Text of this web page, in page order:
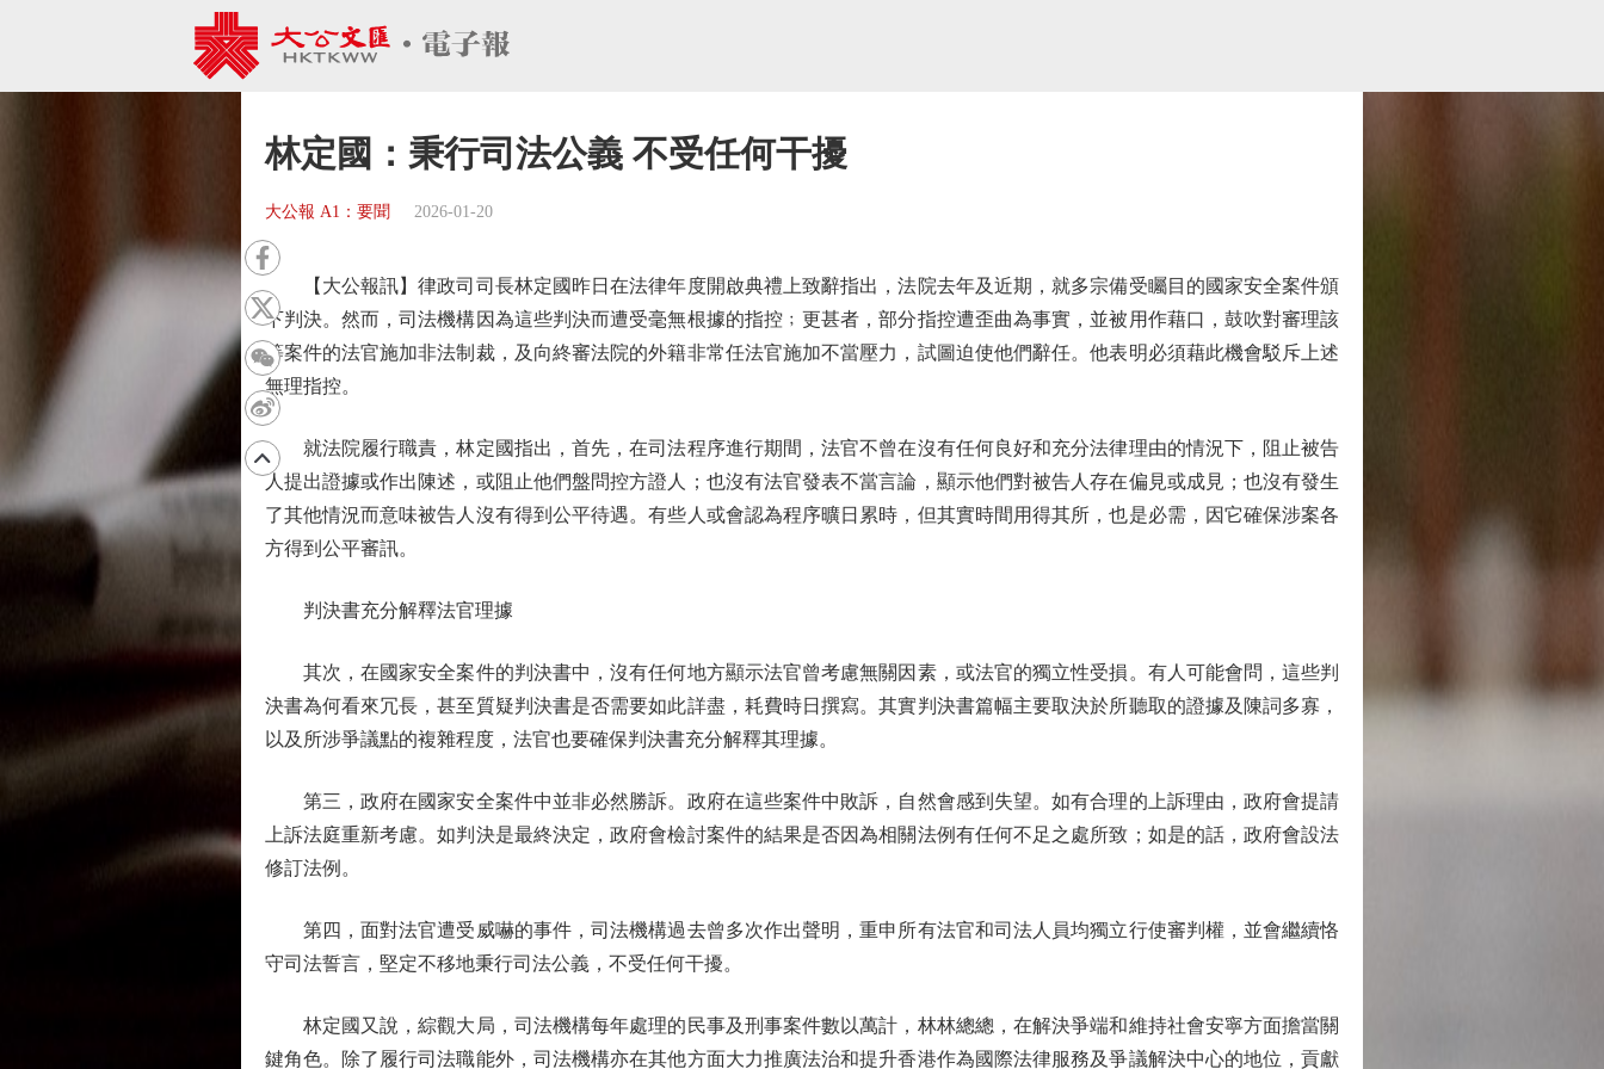
林定國：秉行司法公義 不受任何干擾
大公報 A1：要聞 2026-01-20
【大公報訊】律政司司長林定國昨日在法律年度開啟典禮上致辭指出，法院去年及近期，就多宗備受矚目的國家安全案件頒
下判決。然而，司法機構因為這些判決而遭受毫無根據的指控﹔更甚者，部分指控遭歪曲為事實，並被用作藉口，鼓吹對審理該
等案件的法官施加非法制裁，及向終審法院的外籍非常任法官施加不當壓力，試圖迫使他們辭任。他表明必須藉此機會駁斥上述
無理指控。
就法院履行職責，林定國指出，首先，在司法程序進行期間，法官不曾在沒有任何良好和充分法律理由的情況下，阻止被告
人提出證據或作出陳述，或阻止他們盤問控方證人；也沒有法官發表不當言論，顯示他們對被告人存在偏見或成見；也沒有發生
了其他情況而意味被告人沒有得到公平待遇。有些人或會認為程序曠日累時，但其實時間用得其所，也是必需，因它確保涉案各
方得到公平審訊。
判決書充分解釋法官理據
其次，在國家安全案件的判決書中，沒有任何地方顯示法官曾考慮無關因素，或法官的獨立性受損。有人可能會問，這些判
決書為何看來冗長，甚至質疑判決書是否需要如此詳盡，耗費時日撰寫。其實判決書篇幅主要取決於所聽取的證據及陳詞多寡，
以及所涉爭議點的複雜程度，法官也要確保判決書充分解釋其理據。
第三，政府在國家安全案件中並非必然勝訴。政府在這些案件中敗訴，自然會感到失望。如有合理的上訴理由，政府會提請
上訴法庭重新考慮。如判決是最終決定，政府會檢討案件的結果是否因為相關法例有任何不足之處所致；如是的話，政府會設法
修訂法例。
第四，面對法官遭受威嚇的事件，司法機構過去曾多次作出聲明，重申所有法官和司法人員均獨立行使審判權，並會繼續恪
守司法誓言，堅定不移地秉行司法公義，不受任何干擾。
林定國又說，綜觀大局，司法機構每年處理的民事及刑事案件數以萬計，林林總總，在解決爭端和維持社會安寧方面擔當關
鍵角色。除了履行司法職能外，司法機構亦在其他方面大力推廣法治和提升香港作為國際法律服務及爭議解決中心的地位，貢獻